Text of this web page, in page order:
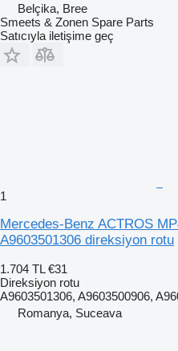
Belçika, Bree
Smeets & Zonen Spare Parts
Satıcıyla iletişime geç
1
Mercedes-Benz ACTROS
A9603501306 direksiyon rotu
1.704 TL €31
Direksiyon rotu
A9603501306, A9603500906,
Romanya, Suceava